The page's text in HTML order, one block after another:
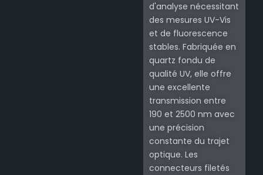
d'analyse nécessitant
des mesures UV-Vis
et de fluorescence
stables. Fabriquée en
quartz fondu de
qualité UV, elle offre
une excellente
transmission entre
190 et 2500 nm avec
une précision
constante du trajet
optique. Les
connecteurs filetés